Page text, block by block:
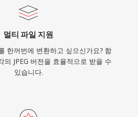
멀티 파일 지원
한꺼번에 변환하고 싶으신가요? 함
의 JPEG 버전을 효율적으로 받을 수
있습니다.